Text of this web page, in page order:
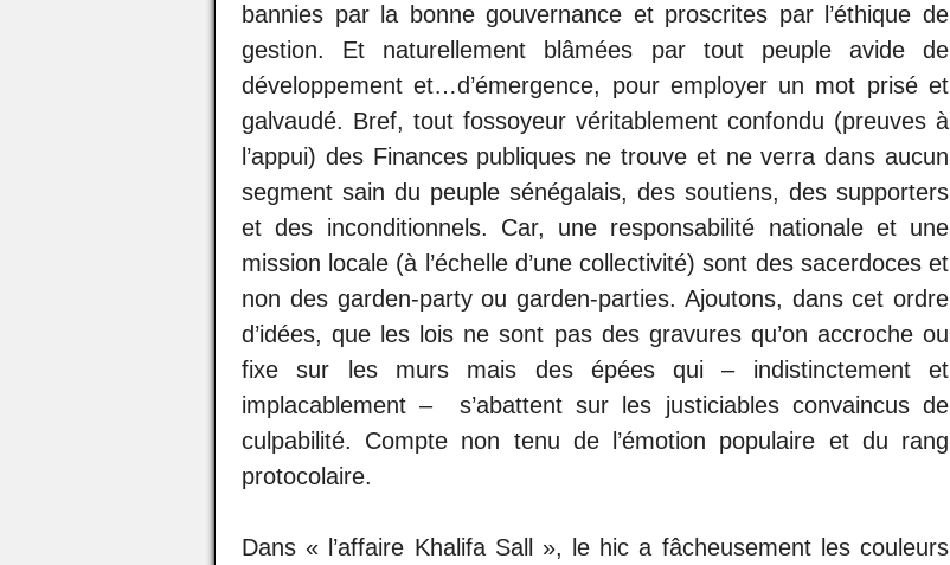
bannies par la bonne gouvernance et proscrites par l’éthique de
gestion. Et naturellement blâmées par tout peuple avide de
développement et…d’émergence, pour employer un mot prisé et
galvaudé. Bref, tout fossoyeur véritablement confondu (preuves à
l’appui) des Finances publiques ne trouve et ne verra dans aucun
segment sain du peuple sénégalais, des soutiens, des supporters
et des inconditionnels. Car, une responsabilité nationale et une
mission locale (à l’échelle d’une collectivité) sont des sacerdoces et
non des garden-party ou garden-parties. Ajoutons, dans cet ordre
d’idées, que les lois ne sont pas des gravures qu’on accroche ou
fixe sur les murs mais des épées qui – indistinctement et
implacablement – s’abattent sur les justiciables convaincus de
culpabilité. Compte non tenu de l’émotion populaire et du rang
protocolaire.
Dans « l’affaire Khalifa Sall », le hic a fâcheusement les couleurs